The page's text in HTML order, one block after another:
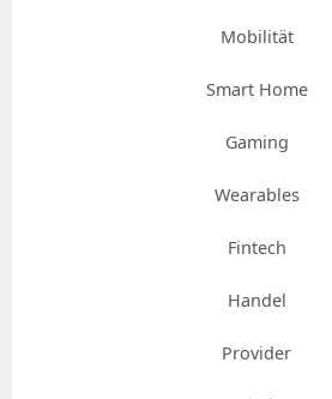
Mobilität
Smart Home
Gaming
Wearables
Fintech
Handel
Provider